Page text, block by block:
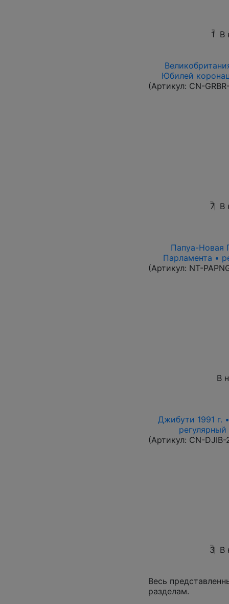
1 В
Юбилей
(Артикул: CN-
7 В
Папуа-Новая
Парламента •
(Артикул: NT-
В
Джибути 1991 г.
(Артикул: CN-DJIB-
3 В
Весь
разделам.